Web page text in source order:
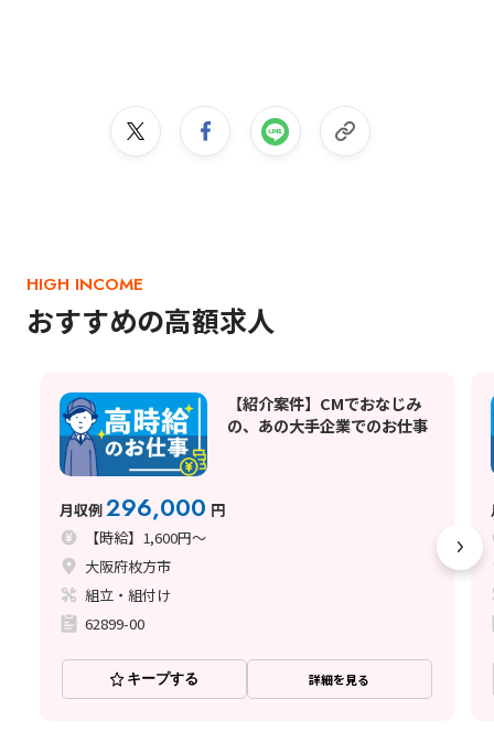
HIGH INCOME
おすすめの高額求人
【紹介案件】CMでおなじみ
の、あの大手企業でのお仕事
月収例296,000 円
【時給】1,600円～
大阪府枚方市
組立・組付け
62899-00
キープする 詳細を見る